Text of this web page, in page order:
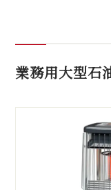
業務用大型石